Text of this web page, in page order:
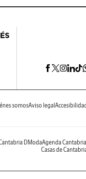
somosAviso legal Accesibilidad
DModaAgenda Cantabria
Casas de